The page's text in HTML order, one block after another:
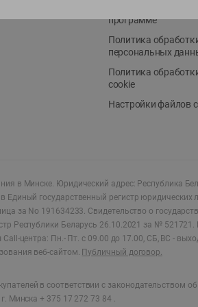
программе
Политика
персональных
Политика
cookie
Настройки файлов
в Минске. Юридический адрес: Республика
государственный регистр юридических
за No 191634233. Свидетельство о
Республики Беларусь 26.10.2021 за №
центра: Пн.- Пт. с 09.00 до 17.00, СБ, ВС -
веб-сайтом. Публичный договор.
в соответствии с законодательством
Минска + 375 17 272 73 84 .